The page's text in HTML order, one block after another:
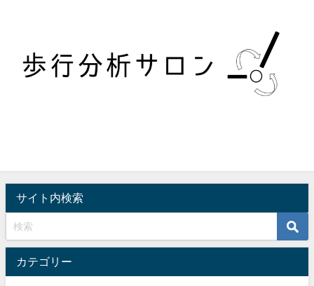
サイト内検索
カテゴリー